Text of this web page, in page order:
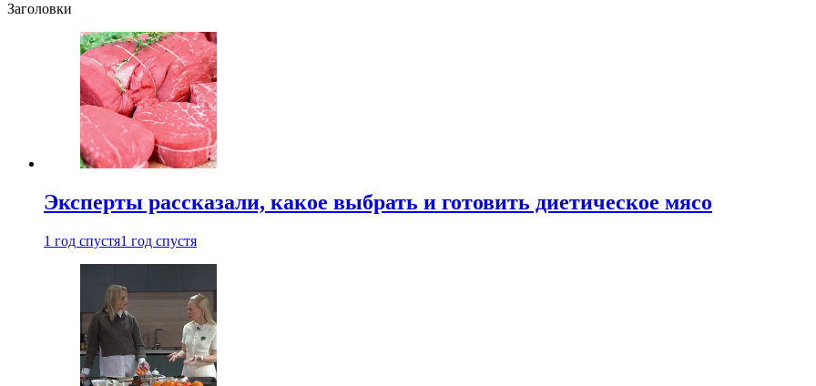
Заголовки
Эксперты рассказали, какое выбрать и готовить диетическое мясо
1 год спустя1 год спустя